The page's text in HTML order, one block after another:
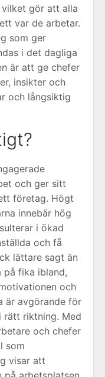
gör att alla
var de arbetar.
som ger
i det dagliga
är att ge chefer
insikter och
och långsiktig
och ger sitt
företag. Högt
innebär hög
i ökad
och få
lättare sagt än
fika ibland,
och
är avgörande för
rätt riktning. Med
och chefer
som
visar att